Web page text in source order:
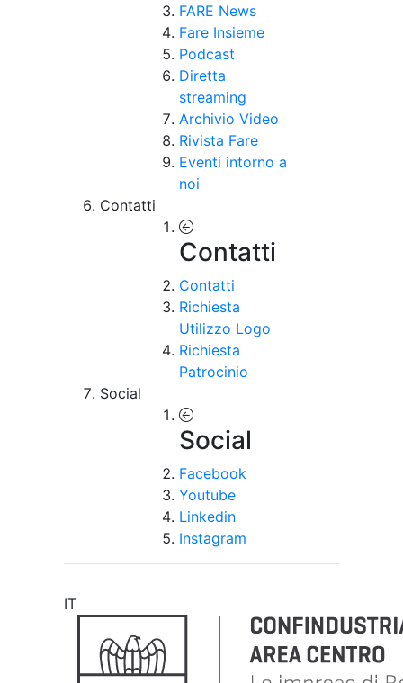
FARE News
Fare Insieme
Podcast
Diretta
streaming
Archivio Video
Rivista Fare
Eventi intorno a
noi
Contatti
Contatti
Contatti
Richiesta
Utilizzo Logo
Richiesta
Patrocinio
Social
Social
Facebook
Youtube
Linkedin
Instagram
IT